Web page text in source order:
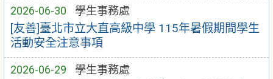
2026-06-30 學生事務處
[友善]臺北市立大直高級中學 115年暑假期間學生
活動安全注意事項
2026-06-29 學生事務處